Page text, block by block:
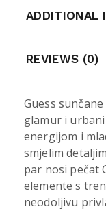
ADDITIONAL
REVIEWS (0)
Guess
glamur i
energijom i
smjelim
par nosi pečat
elemente s
neodoljivu